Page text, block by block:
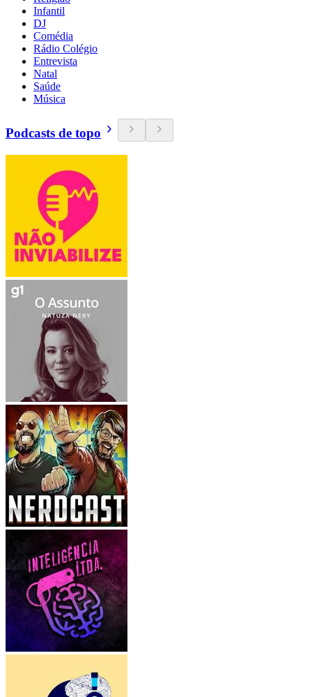
Infantil
DJ
Comédia
Rádio Colégio
Entrevista
Natal
Saúde
Música
Podcasts de topo